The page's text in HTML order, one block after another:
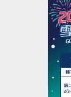
2/18(三)初二至
2/22(日)初六 起
-洽詢專線：03-